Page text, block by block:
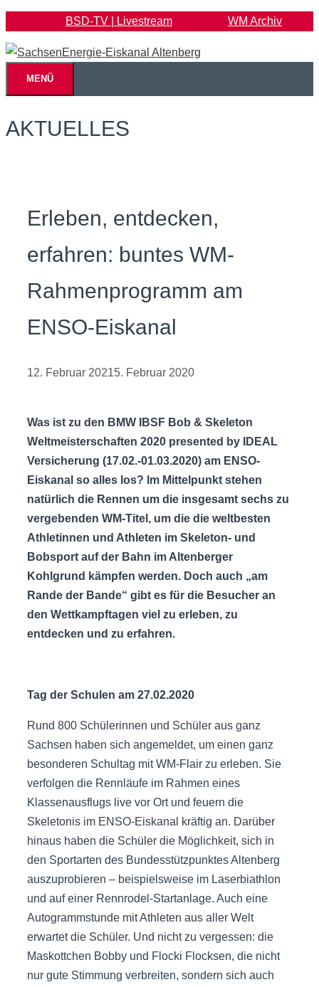
springen
BSD-TV | Livestream WM Archiv
MENÜ
AKTUELLES
Erleben, entdecken,
erfahren: buntes WM-
Rahmenprogramm am
ENSO-Eiskanal
12. Februar 20215. Februar 2020
Was ist zu den BMW IBSF Bob & Skeleton
Weltmeisterschaften 2020 presented by IDEAL
Versicherung (17.02.-01.03.2020) am ENSO-
Eiskanal so alles los? Im Mittelpunkt stehen
natürlich die Rennen um die insgesamt sechs zu
vergebenden WM-Titel, um die die weltbesten
Athletinnen und Athleten im Skeleton- und
Bobsport auf der Bahn im Altenberger
Kohlgrund kämpfen werden. Doch auch „am
Rande der Bande“ gibt es für die Besucher an
den Wettkampftagen viel zu erleben, zu
entdecken und zu erfahren.
Tag der Schulen am 27.02.2020
Rund 800 Schülerinnen und Schüler aus ganz
Sachsen haben sich angemeldet, um einen ganz
besonderen Schultag mit WM-Flair zu erleben. Sie
verfolgen die Rennläufe im Rahmen eines
Klassenausflugs live vor Ort und feuern die
Skeletonis im ENSO-Eiskanal kräftig an. Darüber
hinaus haben die Schüler die Möglichkeit, sich in
den Sportarten des Bundesstützpunktes Altenberg
auszuprobieren – beispielsweise im Laserbiathlon
und auf einer Rennrodel-Startanlage. Auch eine
Autogrammstunde mit Athleten aus aller Welt
erwartet die Schüler. Und nicht zu vergessen: die
Maskottchen Bobby und Flocki Flocksen, die nicht
nur gute Stimmung verbreiten, sondern sich auch